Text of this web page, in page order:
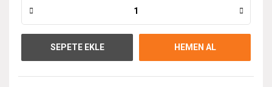
SEPETE EKLE HEMEN AL